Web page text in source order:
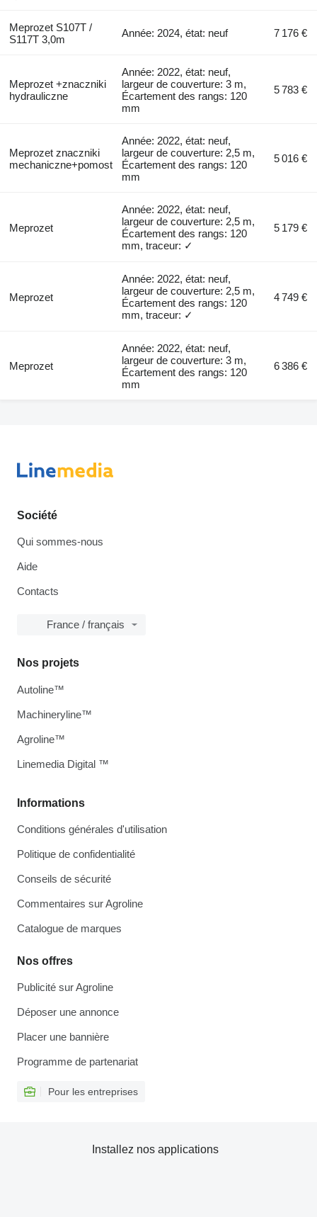
Meprozet S107T /
S117T 3,0m
Année: 2024, état: neuf 7 176 €
Meprozet +znaczniki
hydrauliczne
Année: 2022, état: neuf,
largeur de couverture: 3 m,
Écartement des rangs: 120
mm
5 783 €
Meprozet znaczniki
mechaniczne+pomost
Année: 2022, état: neuf,
largeur de couverture: 2,5 m,
Écartement des rangs: 120
mm
5 016 €
Meprozet
Année: 2022, état: neuf,
largeur de couverture: 2,5 m,
Écartement des rangs: 120
mm, traceur: ✓
5 179 €
Meprozet
Année: 2022, état: neuf,
largeur de couverture: 2,5 m,
Écartement des rangs: 120
mm, traceur: ✓
4 749 €
Meprozet
Année: 2022, état: neuf,
largeur de couverture: 3 m,
Écartement des rangs: 120
mm
6 386 €
Société
Qui sommes-nous
Aide
Contacts
France / français
Informations
Conditions générales d'utilisation
Politique de confidentialité
Conseils de sécurité
Commentaires sur Agroline
Catalogue de marques
Nos offres
Publicité sur Agroline
Déposer une annonce
Placer une bannière
Programme de partenariat
Pour les entreprises
Nos projets
Autoline™
Machineryline™
Agroline™
Linemedia Digital ™
Installez nos applications